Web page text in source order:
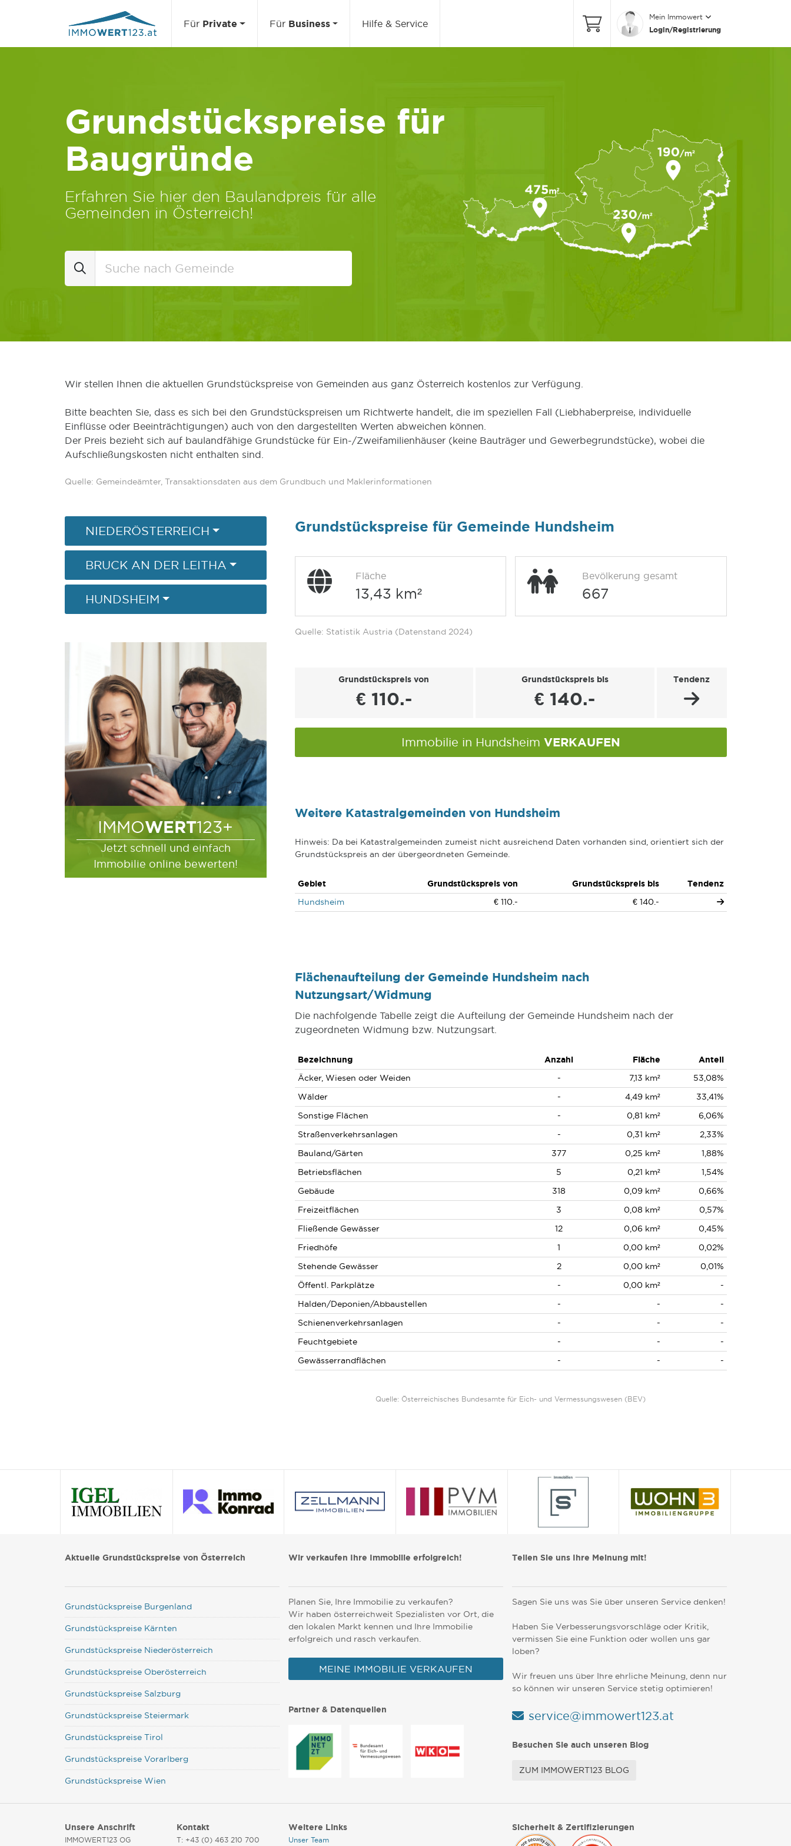
Für Private Für Business Hilfe & Service
Mein Immowert
Login/Registrierung
Grundstückspreise für
Baugründe
Erfahren Sie hier den Baulandpreis für alle
Gemeinden in Österreich!
Wir stellen Ihnen die aktuellen Grundstückspreise von Gemeinden aus ganz Österreich kostenlos zur Verfügung.
Bitte beachten Sie, dass es sich bei den Grundstückspreisen um Richtwerte handelt, die im speziellen Fall (Liebhaberpreise, individuelle
Einflüsse oder Beeinträchtigungen) auch von den dargestellten Werten abweichen können.
Der Preis bezieht sich auf baulandfähige Grundstücke für Ein-/Zweifamilienhäuser (keine Bauträger und Gewerbegrundstücke), wobei die
Aufschließungskosten nicht enthalten sind.
Quelle: Gemeindeämter, Transaktionsdaten aus dem Grundbuch und Maklerinformationen
NIEDERÖSTERREICH
BRUCK AN DER LEITHA
HUNDSHEIM
IMMOWERT123+
Jetzt schnell und einfach
Immobilie online bewerten!
Grundstückspreise für Gemeinde Hundsheim
Fläche
13,43 km²
Bevölkerung gesamt
667
Quelle: Statistik Austria (Datenstand 2024)
Grundstückspreis von
€ 110.-
Grundstückspreis bis
€ 140.-
Tendenz
Immobilie in Hundsheim VERKAUFEN
Weitere Katastralgemeinden von Hundsheim
Hinweis: Da bei Katastralgemeinden zumeist nicht ausreichend Daten vorhanden sind, orientiert sich der
Grundstückspreis an der übergeordneten Gemeinde.
Gebiet Grundstückspreis von Grundstückspreis bis
Tendenz
Hundsheim
€ 110.- € 140.-
Flächenaufteilung der Gemeinde Hundsheim nach
Nutzungsart/Widmung
Die nachfolgende Tabelle zeigt die Aufteilung der Gemeinde Hundsheim nach der
zugeordneten Widmung bzw. Nutzungsart.
Bezeichnung Anzahl Fläche
Anteil
Äcker, Wiesen oder Weiden
- 7,13 km²
53,08%
Wälder
- 4,49 km²
33,41%
Sonstige Flächen
- 0,81 km²
6,06%
Straßenverkehrsanlagen
- 0,31 km²
2,33%
Bauland/Gärten
377 0,25 km²
1,88%
Betriebsflächen
5 0,21 km²
1,54%
Gebäude
318 0,09 km²
0,66%
Freizeitflächen
3 0,08 km²
0,57%
Fließende Gewässer
12 0,06 km²
0,45%
Friedhöfe
1 0,00 km²
0,02%
Stehende Gewässer
2 0,00 km²
0,01%
Öffentl. Parkplätze
- 0,00 km²
-
Halden/Deponien/Abbaustellen
- -
-
Schienenverkehrsanlagen
- -
-
Feuchtgebiete
- -
-
Gewässerrandflächen
- - -
Quelle: Österreichisches Bundesamte für Eich- und Vermessungswesen (BEV)
Aktuelle Grundstückspreise von Österreich
Grundstückspreise Burgenland
Grundstückspreise Kärnten
Grundstückspreise Niederösterreich
Grundstückspreise Oberösterreich
Grundstückspreise Salzburg
Grundstückspreise Steiermark
Grundstückspreise Tirol
Grundstückspreise Vorarlberg
Grundstückspreise Wien
Wir verkaufen Ihre Immobilie erfolgreich!
Planen Sie, Ihre Immobilie zu verkaufen?
Wir haben österreichweit Spezialisten vor Ort, die
den lokalen Markt kennen und Ihre Immobilie
erfolgreich und rasch verkaufen.
MEINE IMMOBILIE VERKAUFEN
Partner & Datenquellen
Teilen Sie uns Ihre Meinung mit!
Sagen Sie uns was Sie über unseren Service denken!
Haben Sie Verbesserungsvorschläge oder Kritik,
vermissen Sie eine Funktion oder wollen uns gar
loben?
Wir freuen uns über Ihre ehrliche Meinung, denn nur
so können wir unseren Service stetig optimieren!
service@immowert123.at
Besuchen Sie auch unseren Blog
ZUM IMMOWERT123 BLOG
Unsere Anschrift
IMMOWERT123 OG
Kontakt
T: +43 (0) 463 210 700
Weitere Links
Unser Team
Sicherheit & Zertifizierungen